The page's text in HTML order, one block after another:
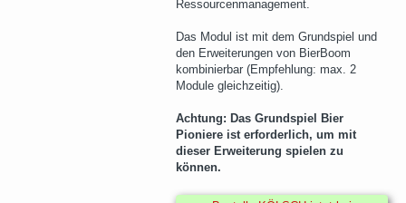
Ressourcenmanagement.
Das Modul ist mit dem Grundspiel und
den Erweiterungen von BierBoom
kombinierbar (Empfehlung: max. 2
Module gleichzeitig).
Achtung: Das Grundspiel Bier
Pioniere ist erforderlich, um mit
dieser Erweiterung spielen zu
können.